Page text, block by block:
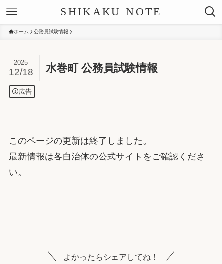
SHIKAKU NOTE
ホーム 公務員試験情報
水巻町 公務員試験情報
2025
12/18
広告
このページの更新は終了しました。
最新情報は各自治体の公式サイトをご確認くださ
い。
よかったらシェアしてね！